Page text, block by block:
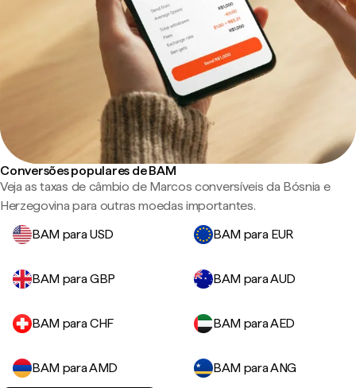
Conversões populares de BAM
Veja as taxas de câmbio de Marcos conversíveis da Bósnia e
Herzegovina para outras moedas importantes.
BAM para USD
BAM para EUR
BAM para GBP BAM para AUD
BAM para CHF BAM para AED
BAM para AMD
BAM para ANG